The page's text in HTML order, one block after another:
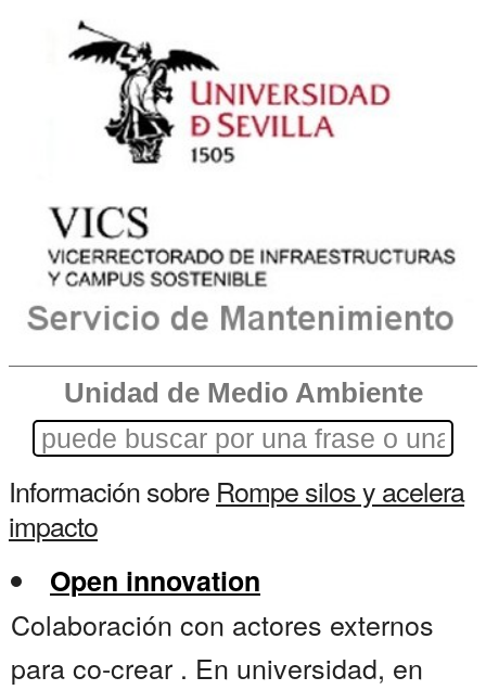
Unidad de Medio Ambiente
Información sobre Rompe silos y acelera
impacto
Open innovation
Colaboración con actores externos
para co-crear . En universidad, en